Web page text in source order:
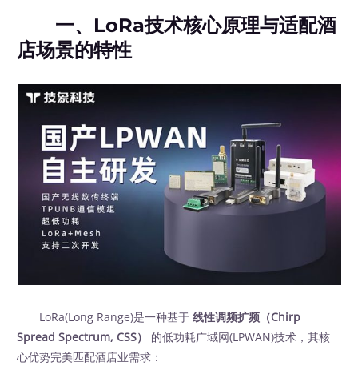
一、LoRa技术核心原理与适配酒
店场景的特性
LoRa(Long Range)是一种基于线性调频扩频（Chirp
Spread Spectrum, CSS）
的低功耗广域网(LPWAN)技术，其核
心优势完美匹配酒店业需求：